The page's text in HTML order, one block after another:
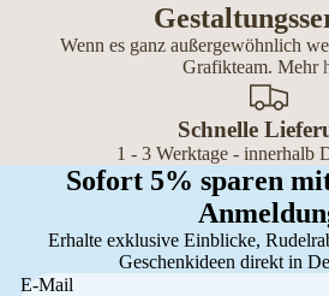
Wenn es ganz außergewöhnlich
Grafikteam. Mehr
Schnelle
1 - 3 Werktage - innerhalb
Sofort 5% sparen
Erhalte exklusive Einblicke,
Geschenkideen direkt in
E-Mail